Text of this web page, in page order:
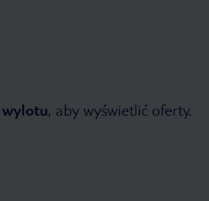
, aby wyświetlić oferty.